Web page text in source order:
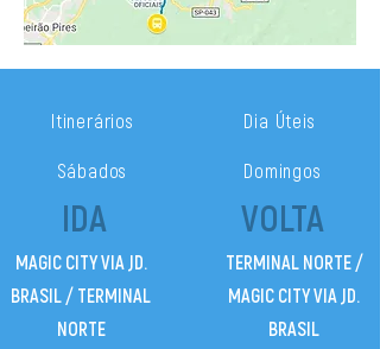
Itinerários
Sábados
IDA
Dia Úteis
Domingos
VOLTA
MAGIC CITY VIA JD.
BRASIL / TERMINAL
NORTE
TERMINAL NORTE /
MAGIC CITY VIA JD.
BRASIL